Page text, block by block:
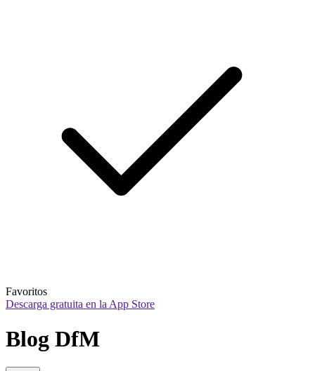
Favoritos
Descarga gratuita en la App Store
Blog DfM